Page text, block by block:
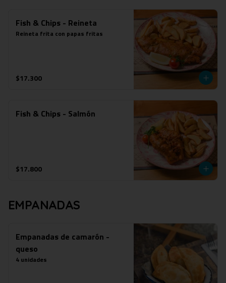
Fish & Chips - Reineta
Reineta frita con papas fritas
$17.300
Fish & Chips - Salmón
$17.800
EMPANADAS
Empanadas de camarón -
queso
4 unidades